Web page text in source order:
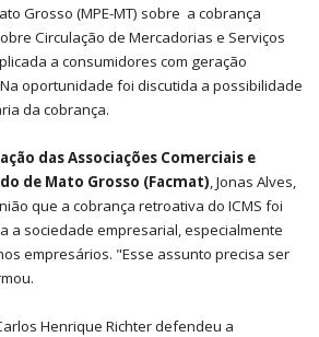
Grosso (MPE-MT) sobre a cobrança
Circulação de Mercadorias e Serviços
a consumidores com geração
oportunidade foi discutida a possibilidade
da cobrança.
das Associações Comerciais e
de Mato Grosso (Facmat), Jonas Alves,
que a cobrança retroativa do ICMS foi
a sociedade empresarial, especialmente
empresários. "Esse assunto precisa ser
Henrique Richter defendeu a